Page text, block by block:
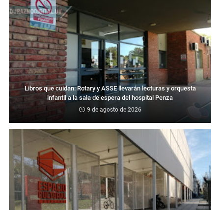
Libros que cuidan: Rotary y ASSE llevarán lecturas y orquesta
infantil a la sala de espera del hospital Penza
9 de agosto de 2026